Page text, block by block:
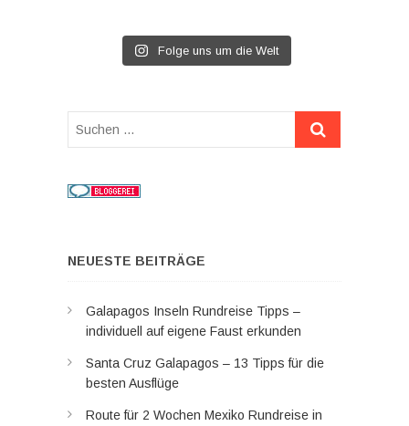
Folge uns um die Welt
Suchen
NEUESTE BEITRÄGE
Galapagos Inseln Rundreise Tipps –
individuell auf eigene Faust erkunden
Santa Cruz Galapagos – 13 Tipps für die
besten Ausflüge
Route für 2 Wochen Mexiko Rundreise in